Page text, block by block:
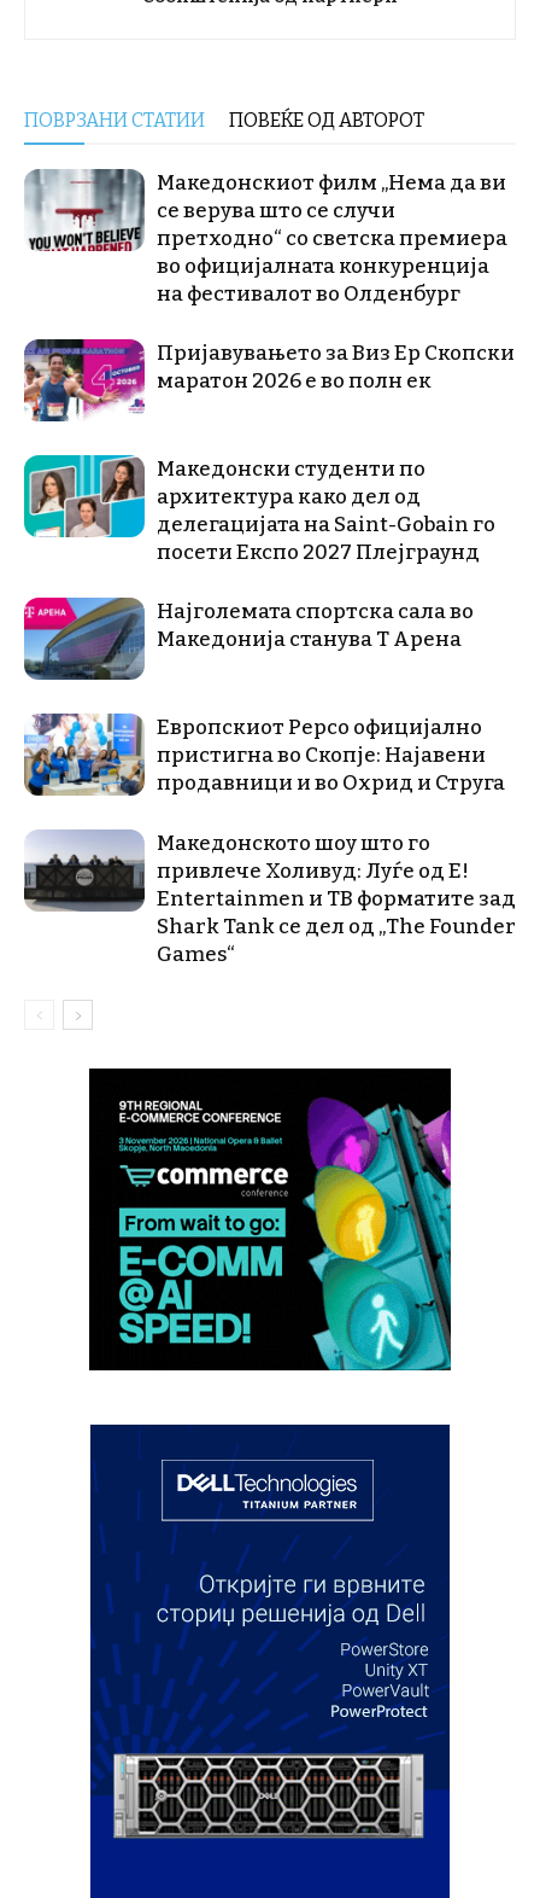
ПОВРЗАНИ СТАТИИ ПОВЕЌЕ ОД АВТОРОТ
Македонскиот филм „Нема да ви
се верува што се случи
претходно“ со светска премиера
во официјалната конкуренција
на фестивалот во Олденбург
Пријавувањето за Виз Ер Скопски
маратон 2026 е во полн ек
Македонски студенти по
архитектура како дел од
делегацијата на Saint-Gobain го
посети Експо 2027 Плејграунд
Најголемата спортска сала во
Македонија станува Т Арена
Европскиот Pepco официјално
пристигна во Скопје: Најавени
продавници и во Охрид и Струга
Македонското шоу што го
привлече Холивуд: Луѓе од E!
Entertainmen и ТВ форматите зад
Shark Tank се дел од „The Founder
Games“